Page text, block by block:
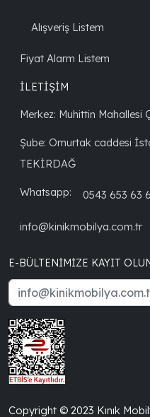
Alışveriş Listem
Fiyat Alarm Listem
İLETİŞİM
Merkez: Muhittin Mahallesi
Şube: Omurtak caddesi
TEKİRDAĞ
Whatsapp: 0543 653 63
info@kinikmobilya.com.tr
E-BÜLTENIMIZE KAYIT
Copyright © 2023 Kınık